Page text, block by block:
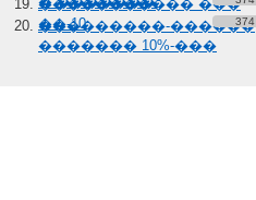
����������� ���
��-10
���������-������
������� 10%-���
374